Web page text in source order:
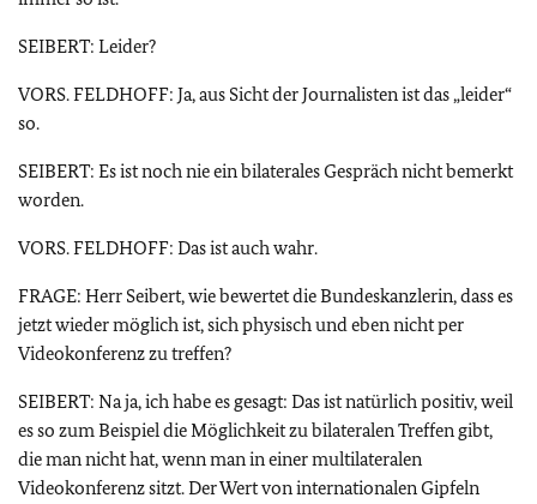
SEIBERT: Leider?
VORS. FELDHOFF: Ja, aus Sicht der Journalisten ist das „leider“
so.
SEIBERT: Es ist noch nie ein bilaterales Gespräch nicht bemerkt
worden.
VORS. FELDHOFF: Das ist auch wahr.
FRAGE: Herr Seibert, wie bewertet die Bundeskanzlerin, dass es
jetzt wieder möglich ist, sich physisch und eben nicht per
Videokonferenz zu treffen?
SEIBERT: Na ja, ich habe es gesagt: Das ist natürlich positiv, weil
es so zum Beispiel die Möglichkeit zu bilateralen Treffen gibt,
die man nicht hat, wenn man in einer multilateralen
Videokonferenz sitzt. Der Wert von internationalen Gipfeln